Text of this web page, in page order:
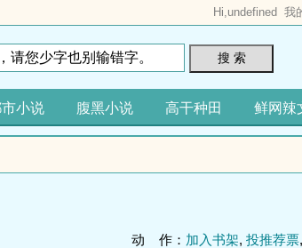
Hi,undefined 我
搜 索
小说 腹黑小说 高干种田 鲜网辣
动 作： 加入书架, 投推荐票,